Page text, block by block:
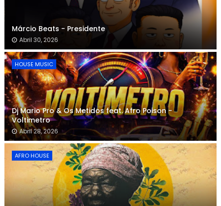
Márcio Beats - Presidente
Abril 30, 2026
HOUSE MUSIC
Dj Mario Pro & Os Metidos feat. Afro Poison -
Voltimetro
Abril 28, 2026
AFRO HOUSE